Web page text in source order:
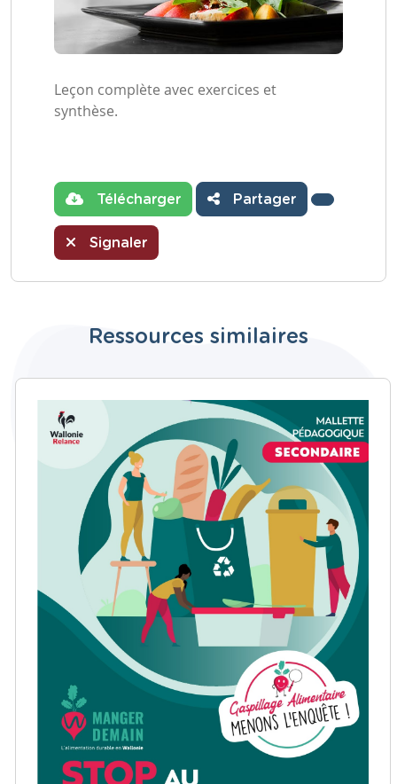
Leçon complète avec exercices et
synthèse.
Télécharger Partager
Signaler
Ressources similaires